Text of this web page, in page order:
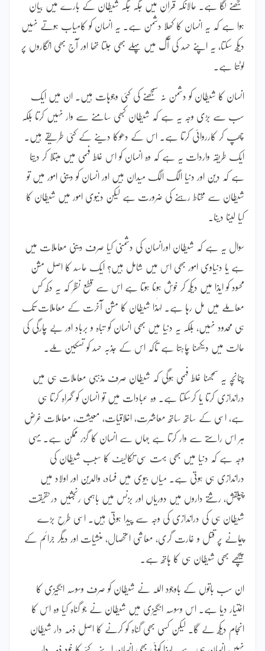
سمجھنے لگا ہے۔ حالانکہ قرآن میں جگہ جگہ شیطان کے بارے میں بیان
ہوا ہے کہ یہ انسان کا کھلا دشمن ہے۔ یہ انسان کو کامیاب ہوتے نہیں
دیکھ سکتا، یہ اپنے حسد کی آگ میں پہلے بھی جلتا تھا اور آج بھی انگاروں پر
لوٹتا ہے۔
انسان کا شیطان کو دشمن نہ سمجھنے کی کئی وجوہات ہیں۔ ان میں ایک
سب سے بڑی وجہ یہ ہے کہ شیطان کبھی سامنے سے وار نہیں کرتا بلکہ
چھپ کر کارروائی کرتا ہے۔ اس کے دھوکا دینے کے کئی طریقے ہیں۔
ایک طریقہ واردات یہ ہے کہ وہ انسان کو اس غلط فہمی میں مبتلا کر دیتا
ہے کہ دین اور دنیا الگ الگ میدان ہیں اور انسان کو دینی امور میں تو
شیطان سے محتاط رہنے کی ضرورت ہے لیکن دنیوی امور میں شیطان کا
کیا لینا دینا۔
سوال یہ ہے کہ شیطان اورانسان کی دشمنی کیا صرف دینی معاملات میں
ہے یا دنیاوی امور بھی اس میں شامل ہیں؟ ایک حاسد کا اصل مشن
محسود کو ایذا میں دیکھ کر خوش ہونا ہوتا ہے اس سے قطع نظر کہ یہ دکھ کس
معاملے میں مل رہا ہے۔ لہٰذا شیطان کا مشن آخرت کے معاملات تک
ہی محدود نہیں، بلکہ یہ دنیا میں بھی انسان کو تباہ و برباد اور بے چارگی کی
حالت میں دیکھنا چاہتا ہے تاکہ اس کے جذبہ حسد کو تسکین ملے۔
چنانچہ یہ سمجھنا غلط فہمی ہوگی کہ شیطان صرف مذہبی معاملات ہی میں
دراندازی کرتا یا کرسکتا ہے۔ وہ عبادات میں تو انسان کو گمراہ کرتا ہی
ہے، اسی کے ساتھ ساتھ معاشرت، اخلاقیات، معیشت، معاملات غرض
ہر اس راستے سے وار کرتا ہے جہاں سے انسان کا گزر ممکن ہے۔ یہی
وجہ ہے کہ دنیا میں بھی بہت سی تکالیف کا سبب شیطان کی
دراندازی ہی ہوتی ہے۔ میاں بیوی میں فساد، والدین اور اولاد میں
چپلقش، رشتے داروں میں دوریاں اور بزنس میں باہمی رنجشیں درحقیقت
شیطان ہی کی دراندازی کی وجہ سے پیدا ہوتی ہیں۔ اسی طرح بڑے
پیمانے پر قتل و غارت گری، معاشی استحصال، منشیات اور دیگر جرائم کے
پیچھے بھی شیطان ہی کا ہاتھ ہے۔
ان سب باتوں کے باوجود اللہ نے شیطان کو صرف وسوسہ انگیزی کا
اختیار دیا ہے۔ اس وسوسہ انگیزی میں شیطان نے جو گناہ کیا وہ اس کا
انجام دیکھ لے گا۔ لیکن کسی بھی گناہ کو کرنے کا اصل ذمہ دار شیطان
نہیں انسان ہی ہے۔ لہٰذا کوئی بھی انسان اپنے کئے کا خود ذمہ دار